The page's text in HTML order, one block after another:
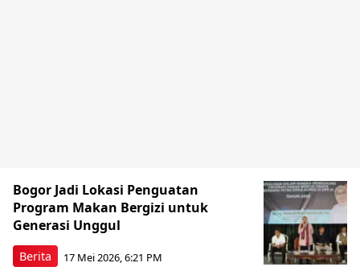
Berita
Bogor Jadi Lokasi Penguatan
Program Makan Bergizi untuk
Generasi Unggul
17 Mei 2026, 6:21 PM